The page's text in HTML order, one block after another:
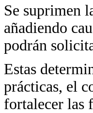
Se suprimen
añadiendo
podrán
Estas
prácticas, el
fortalecer las